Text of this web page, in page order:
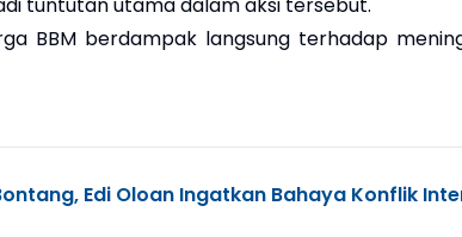
BBM berdampak langsung terhadap
Edi Oloan Ingatkan Bahaya Konflik